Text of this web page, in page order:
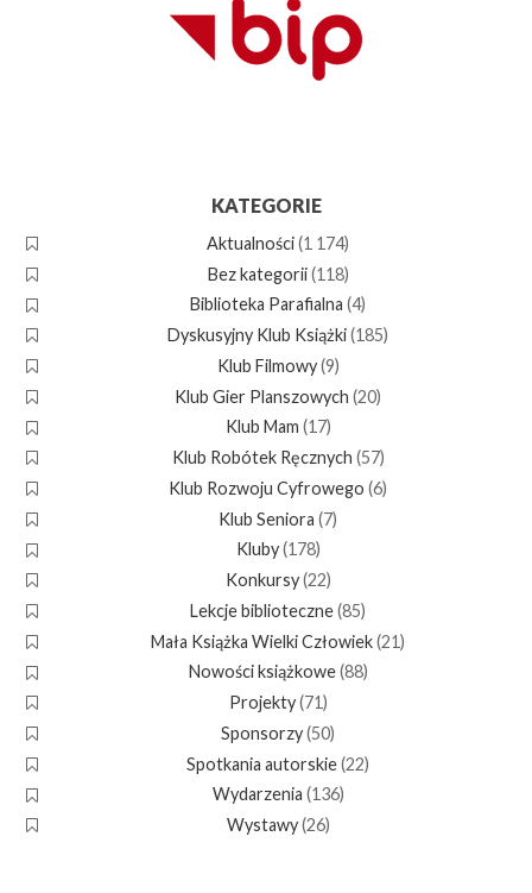
KATEGORIE
Aktualności(1 174)
Bez kategorii(118)
Biblioteka Parafialna (4)
Dyskusyjny Klub Książki(185)
Klub Filmowy(9)
Klub Gier Planszowych (20)
Klub Mam (17)
Klub Robótek Ręcznych (57)
Klub Rozwoju Cyfrowego (6)
Klub Seniora (7)
Kluby(178)
Konkursy(22)
Lekcje biblioteczne(85)
Mała Książka Wielki Człowiek(21)
Nowości książkowe(88)
Projekty(71)
Sponsorzy(50)
Spotkania autorskie(22)
Wydarzenia (136)
Wystawy(26)